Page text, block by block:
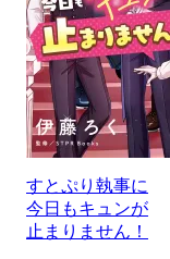
すとぷり執事に
今日もキュンが
止まりません！